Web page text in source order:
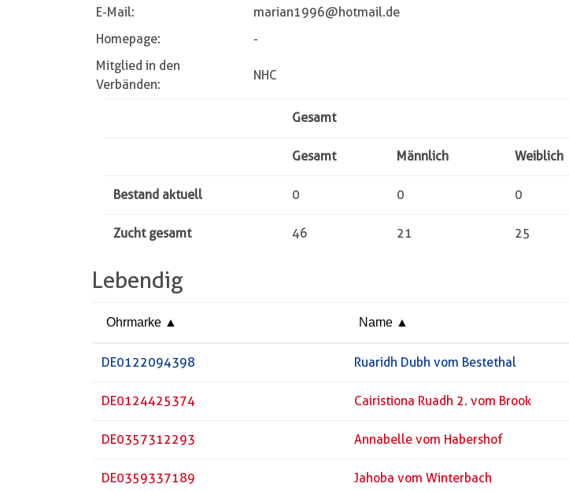
E-Mail:
marian1996@hotmail.de
Homepage:
-
Mitglied in den
Verbänden:
NHC
Gesamt
Gesamt Männlich Weiblich
Bestand aktuell 0 0 0
Zucht gesamt 46 21 25
Lebendig
Ohrmarke Name
DE0122094398 Ruaridh Dubh vom Bestethal
DE0124425374 Cairistiona Ruadh 2. vom Brook
DE0357312293 Annabelle vom Habershof
DE0359337189 Jahoba vom Winterbach